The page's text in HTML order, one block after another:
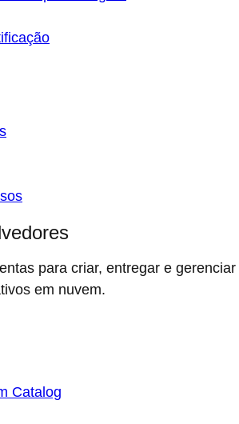
para criar, entregar e gerenciar
em nuvem.
Catalog